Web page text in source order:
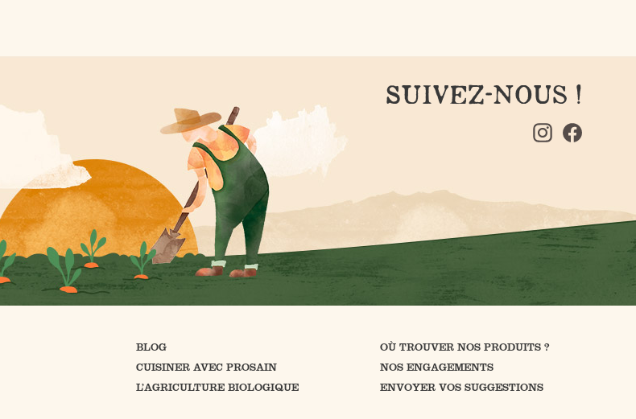
SUIVEZ-NOUS !
BLOG
OÙ TROUVER NOS PRODUITS ?
CUISINER AVEC PROSAIN
NOS ENGAGEMENTS
L’AGRICULTURE BIOLOGIQUE ENVOYER VOS SUGGESTIONS